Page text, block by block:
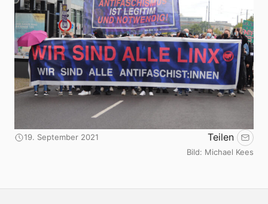
Bild: Michael Kees
19. September 2021 Teilen